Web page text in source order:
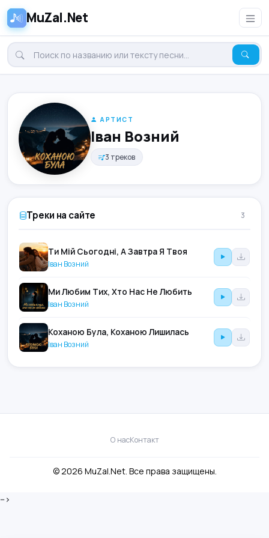
MuZal.Net
АРТИСТ
Іван Возний
3 треков
Треки на сайте 3
Ти Мій Сьогодні, А Завтра Я Твоя
Іван Возний
Ми Любим Тих, Хто Нас Не Любить
Іван Возний
Коханою Була, Коханою Лишилась
Іван Возний
О насКонтакт
© 2026 MuZal.Net. Все права защищены.
-->